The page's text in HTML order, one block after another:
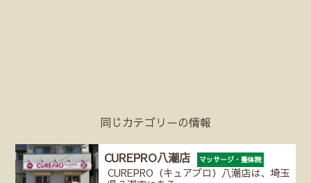
同じカテゴリーの情報
CUREPRO八潮店 マッサージ・整体院
CUREPRO（キュアプロ）八潮店は、埼玉